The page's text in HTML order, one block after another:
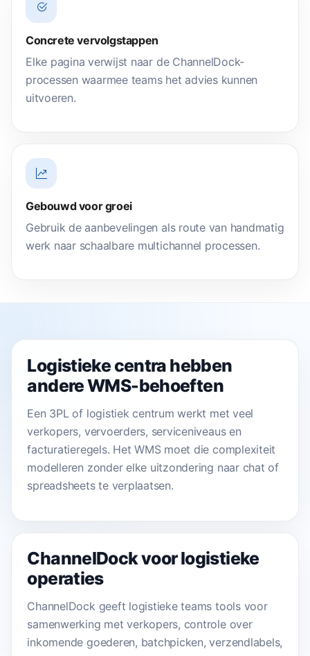
Concrete vervolgstappen
Elke pagina verwijst naar de ChannelDock-
processen waarmee teams het advies kunnen
uitvoeren.
Gebouwd voor groei
Gebruik de aanbevelingen als route van handmatig
werk naar schaalbare multichannel processen.
Logistieke centra hebben
andere WMS-behoeften
Een 3PL of logistiek centrum werkt met veel
verkopers, vervoerders, serviceniveaus en
facturatieregels. Het WMS moet die complexiteit
modelleren zonder elke uitzondering naar chat of
spreadsheets te verplaatsen.
ChannelDock voor logistieke
operaties
ChannelDock geeft logistieke teams tools voor
samenwerking met verkopers, controle over
inkomende goederen, batchpicken, verzendlabels,